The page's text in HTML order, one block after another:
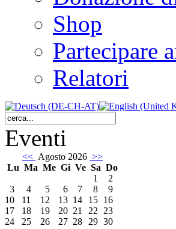
Shop
Partecipare
Relatori
Eventi
<< Agosto 2026 >>
Lu Ma Me Gi Ve Sa Do
1
2
3
4 5 6 7 8
9
10
11 12 13 14 15 16
17
18 19 20 21 22 23
24
25 26 27 28 29 30